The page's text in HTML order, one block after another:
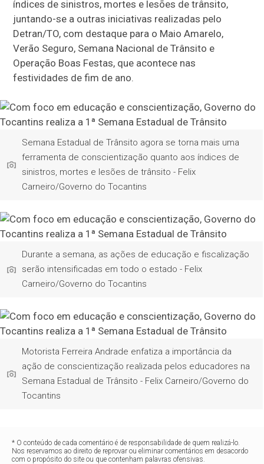
índices de sinistros, mortes e lesões de trânsito,
juntando-se a outras iniciativas realizadas pelo
Detran/TO, com destaque para o Maio Amarelo,
Verão Seguro, Semana Nacional de Trânsito e
Operação Boas Festas, que acontece nas
festividades de fim de ano.
Semana Estadual de Trânsito agora se torna mais uma
ferramenta de conscientização quanto aos índices de
sinistros, mortes e lesões de trânsito - Felix
Carneiro/Governo do Tocantins
Durante a semana, as ações de educação e fiscalização
serão intensificadas em todo o estado - Felix
Carneiro/Governo do Tocantins
Motorista Ferreira Andrade enfatiza a importância da
ação de conscientização realizada pelos educadores na
Semana Estadual de Trânsito - Felix Carneiro/Governo do
Tocantins
* O conteúdo de cada comentário é de responsabilidade de quem realizá-lo.
Nos reservamos ao direito de reprovar ou eliminar comentários em desacordo
com o propósito do site ou que contenham palavras ofensivas.